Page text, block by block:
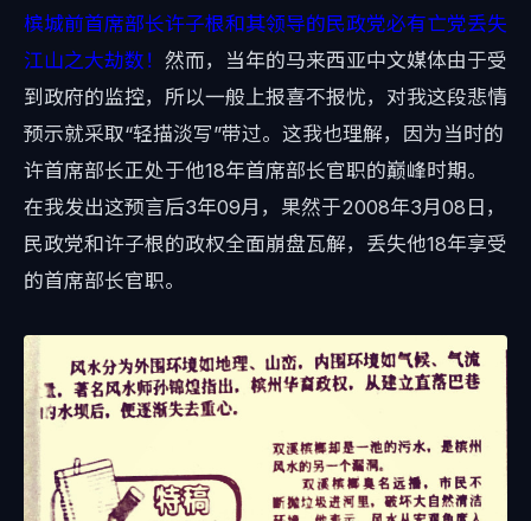
槟城前首席部长许子根和其领导的民政党必有亡党丢失
江山之大劫数！ 然而，当年的马来西亚中文媒体由于受
到政府的监控，所以一般上报喜不报忧，对我这段悲情
预示就采取“轻描淡写”带过。这我也理解，因为当时的
许首席部长正处于他18年首席部长官职的巅峰时期。
在我发出这预言后3年09月，果然于2008年3月08日，
民政党和许子根的政权全面崩盘瓦解，丢失他18年享受
的首席部长官职。